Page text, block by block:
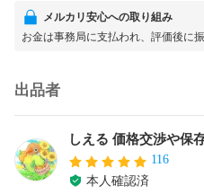
メルカリ安心への取り組み
お金は事務局に支払われ、評価後に
出品者
しえる 価格交渉や保
116
本人確認済